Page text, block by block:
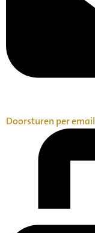
Doorsturen per email